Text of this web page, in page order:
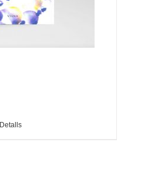
Detalls